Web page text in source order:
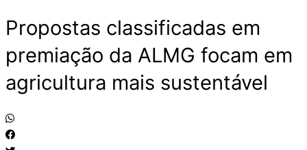
Propostas classificadas em
premiação da ALMG focam em
agricultura mais sustentável